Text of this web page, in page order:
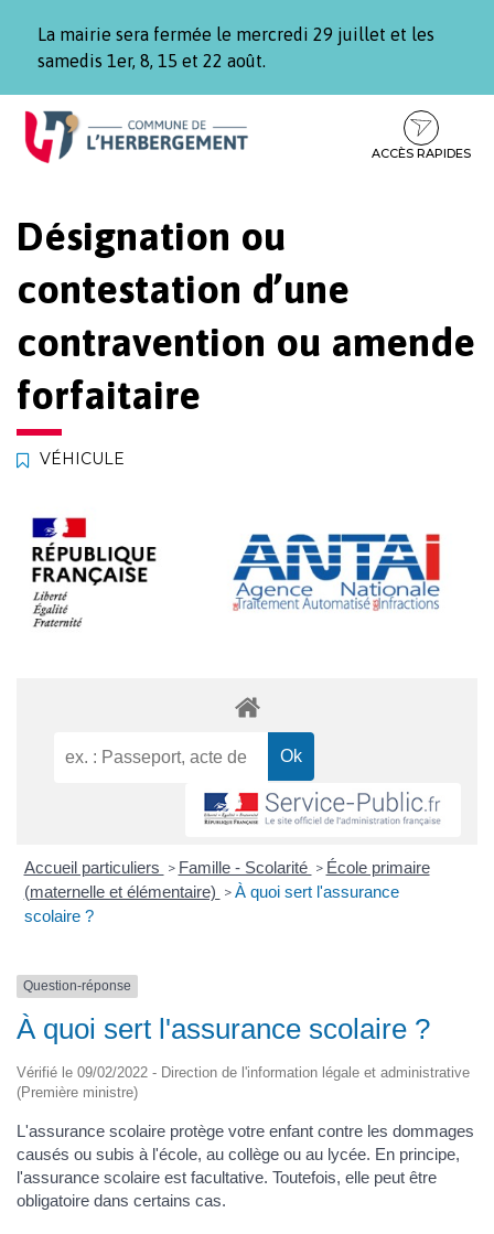
La mairie sera fermée le mercredi 29 juillet et les
samedis 1er, 8, 15 et 22 août.
Aller
Aller
contenu
Aller
pied
ACCÈS RAPIDES
Désignation ou
contestation d’une
contravention ou amende
forfaitaire
VÉHICULE
Accueil particuliers > Famille - Scolarité > École primaire
(maternelle et élémentaire) > À quoi sert l'assurance
scolaire ?
Question-réponse
À quoi sert l'assurance scolaire ?
Vérifié le 09/02/2022 - Direction de l'information légale et administrative
(Première ministre)
L'assurance scolaire protège votre enfant contre les dommages
causés ou subis à l'école, au collège ou au lycée. En principe,
l'assurance scolaire est facultative. Toutefois, elle peut être
obligatoire dans certains cas.